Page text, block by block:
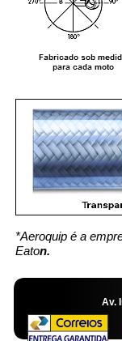
*Aeroquip é a
Eaton.
Av.